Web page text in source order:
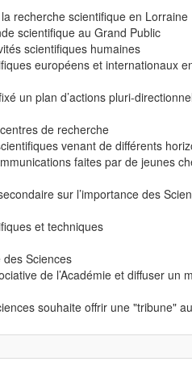
recherche scientifique en Lorraine
scientifique au Grand Public
scientifiques humaines
européens et internationaux
un plan d’actions pluri-
de recherche
venant de différents
faites par de jeunes
sur l’importance des
et techniques
des Sciences
de l’Académie et diffuser
souhaite offrir une "tribune"